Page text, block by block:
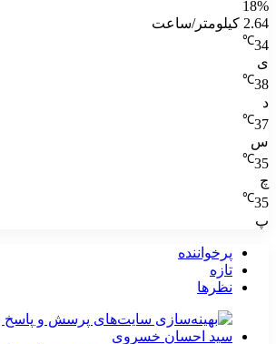
18%
2.64 کیلومتر/ساعت
34
℃
ی
38
℃
د
37
℃
س
35
℃
چ
35
℃
پ
پرخواننده
تازه
نظرها